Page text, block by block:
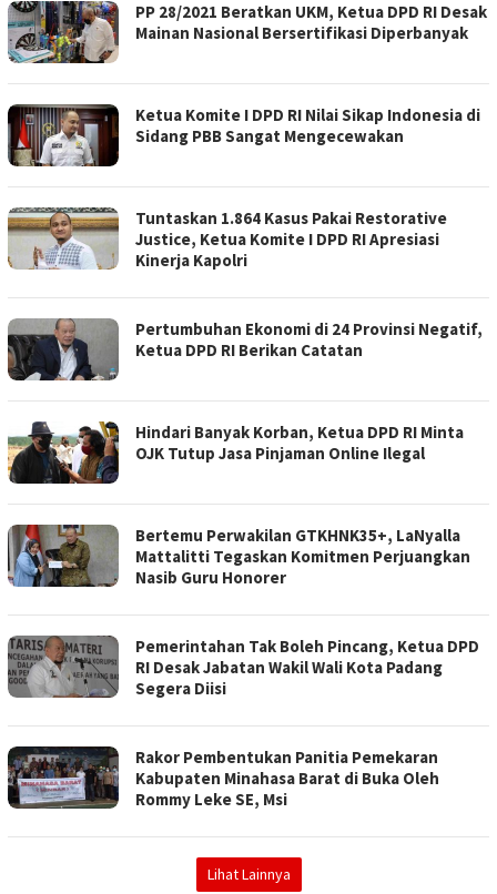
PP 28/2021 Beratkan UKM, Ketua DPD RI Desak
Mainan Nasional Bersertifikasi Diperbanyak
Ketua Komite I DPD RI Nilai Sikap Indonesia di
Sidang PBB Sangat Mengecewakan
Tuntaskan 1.864 Kasus Pakai Restorative
Justice, Ketua Komite I DPD RI Apresiasi
Kinerja Kapolri
Pertumbuhan Ekonomi di 24 Provinsi Negatif,
Ketua DPD RI Berikan Catatan
Hindari Banyak Korban, Ketua DPD RI Minta
OJK Tutup Jasa Pinjaman Online Ilegal
Bertemu Perwakilan GTKHNK35+, LaNyalla
Mattalitti Tegaskan Komitmen Perjuangkan
Nasib Guru Honorer
Pemerintahan Tak Boleh Pincang, Ketua DPD
RI Desak Jabatan Wakil Wali Kota Padang
Segera Diisi
Rakor Pembentukan Panitia Pemekaran
Kabupaten Minahasa Barat di Buka Oleh
Rommy Leke SE, Msi
Lihat Lainnya